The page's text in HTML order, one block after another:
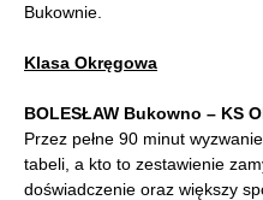
Bukownie.
Klasa Okręgowa
BOLESŁAW Bukowno – KS
Przez pełne 90 minut
tabeli, a kto to zestawienie
doświadczenie oraz większy